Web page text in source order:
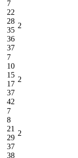
7
22
28
35
36
37
2
7
10
15
17
37
42
2
7
8
21
29
37
38
2